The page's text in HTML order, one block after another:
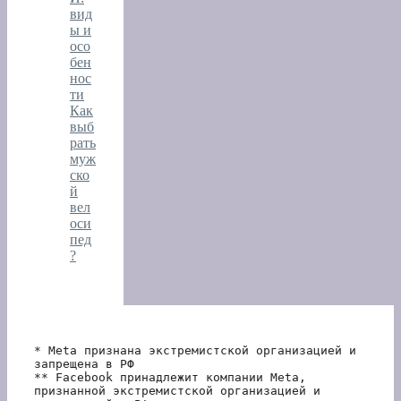
вид
ы и
осо
бен
нос
ти
Как
выб
рать
муж
ско
й
вел
оси
пед
?
* Meta признана экстремистской организацией и
запрещена в РФ
** Facebook принадлежит компании Meta,
признанной экстремистской организацией и